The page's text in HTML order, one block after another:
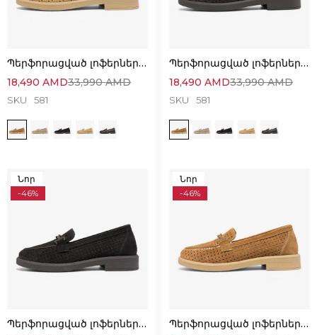
Պերֆորացված լոֆերներ՝ անզուգական հարմարավետ ընտրություն
33,990AMD
18,490 AMD
SKU 581
Պերֆորացված լոֆերներ՝ անզուգական հարմարավետ ընտրություն
33,990AMD
18,490 AMD
SKU 581
Նոր
-46%
Պերֆորացված լոֆերներ՝ անզուգական հարմարավետ ընտրություն
Նոր
-46%
Պերֆորացված լոֆերներ՝ անզուգական հարմարավետ ընտրություն